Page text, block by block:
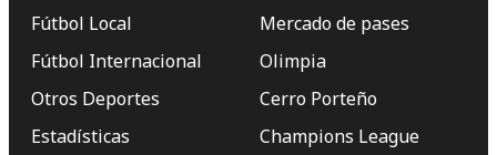
Fútbol Local
Fútbol Internacional
Otros Deportes
Estadísticas
Mercado de pases
Olimpia
Cerro Porteño
Champions League